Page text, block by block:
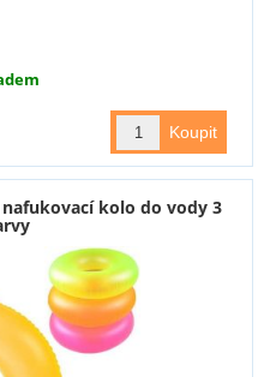
nafukovací kolo do vody 3